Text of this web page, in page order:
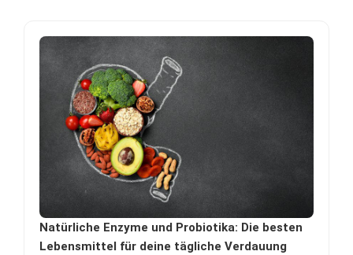
Natürliche Enzyme und Probiotika: Die besten
Lebensmittel für deine tägliche Verdauung